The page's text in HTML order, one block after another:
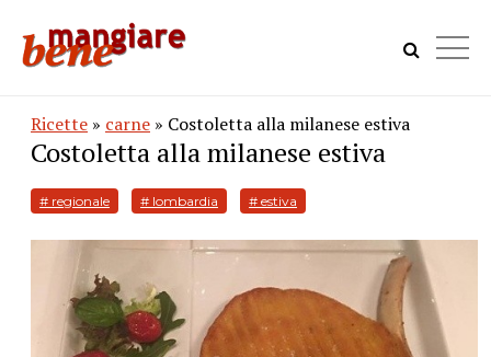
Ricette » carne » Costoletta alla milanese estiva
Costoletta alla milanese estiva
# regionale # lombardia # estiva